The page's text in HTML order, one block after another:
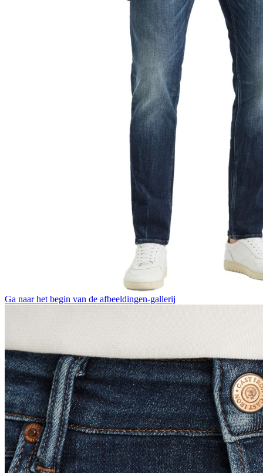
Ga naar het begin van de afbeeldingen-gallerij